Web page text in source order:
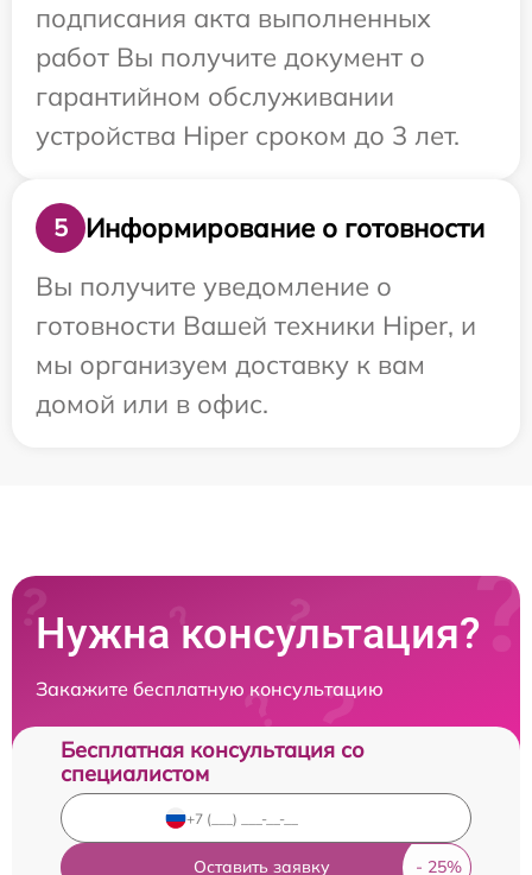
подписания акта выполненных
работ Вы получите документ о
гарантийном обслуживании
устройства Hiper сроком до 3 лет.
5
Информирование о готовности
Вы получите уведомление о
готовности Вашей техники Hiper, и
мы организуем доставку к вам
домой или в офис.
Нужна консультация?
Закажите бесплатную консультацию
Бесплатная консультация со
специалистом
Оставить заявку